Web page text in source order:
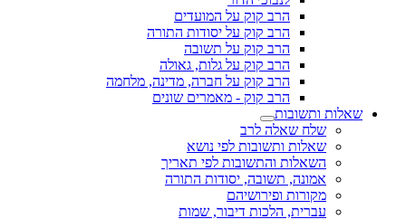
הרב קוק על המועדים
הרב קוק על יסודות התורה
הרב קוק על תשובה
הרב קוק על גלות, גאולה
הרב קוק על חברה, מדינה, מלחמה
הרב קוק - מאמרים שונים
שאלות ותשובות
שלח שאלה לרב
שאלות ותשובות לפי נושא
השאלות והתשובות לפי תאריך
אמונה, תשובה, יסודות התורה
מקורות ופירושיהם
עברית, הלכות דיבור, שמות